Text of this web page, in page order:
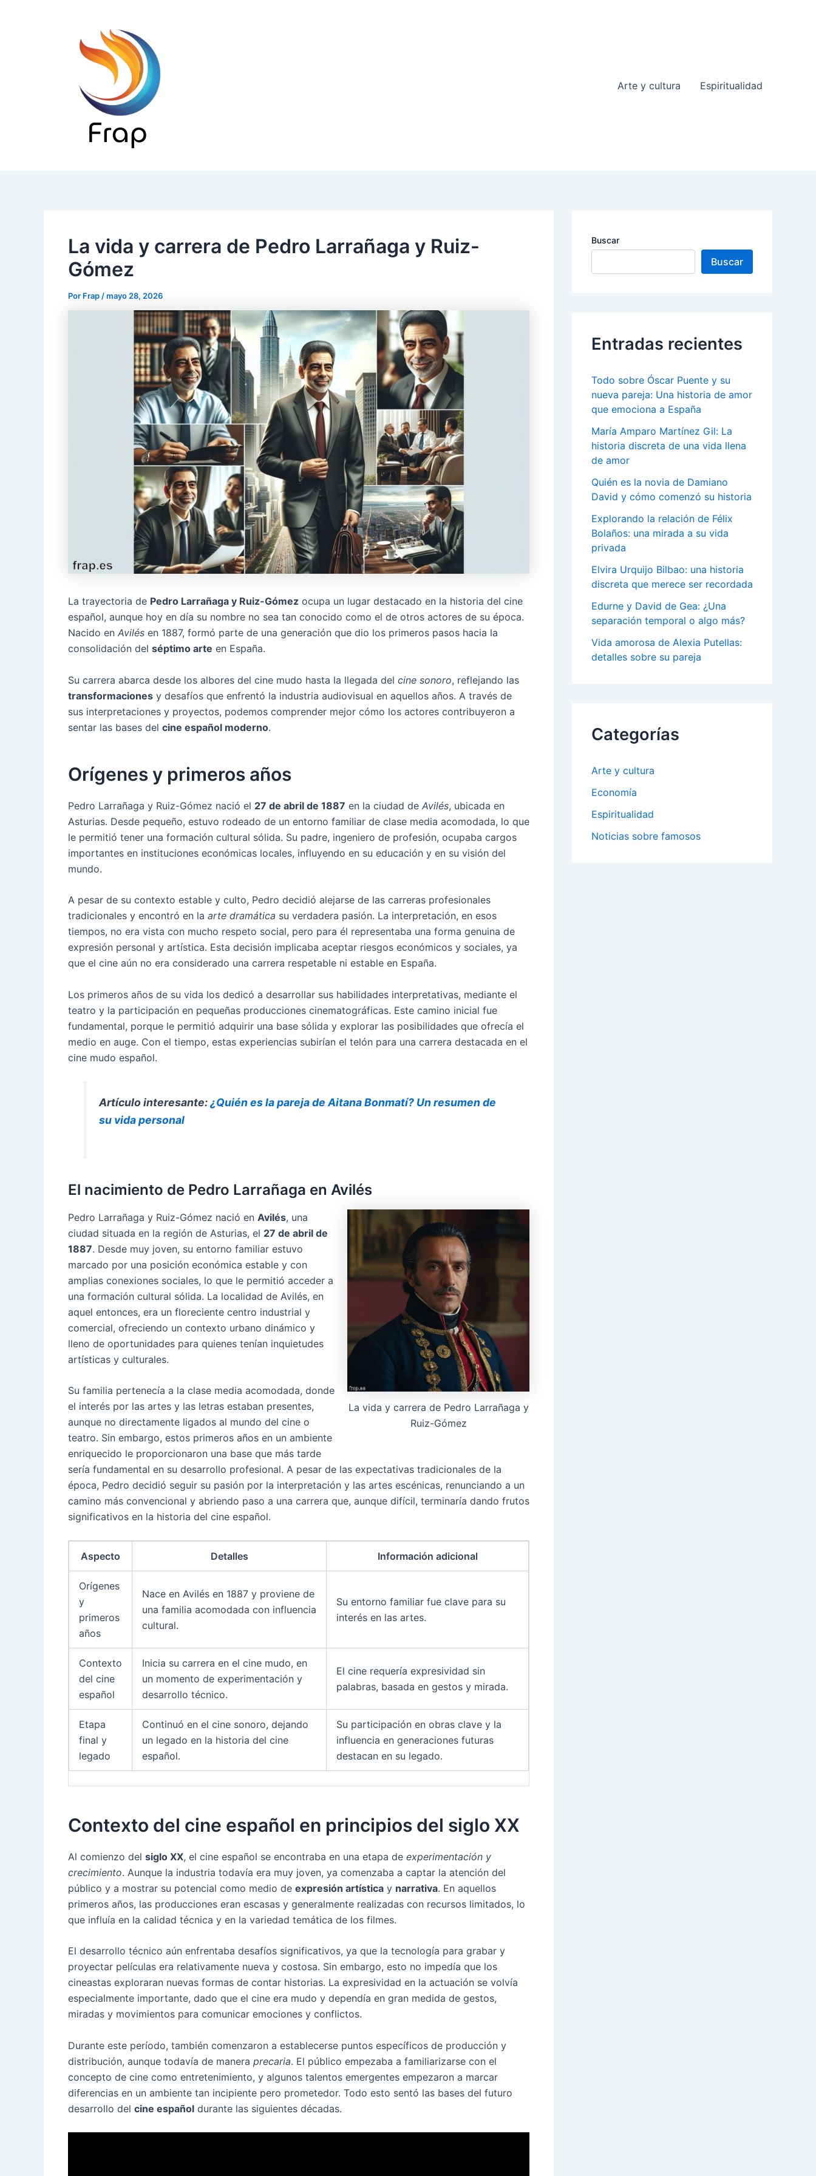
Arte y cultura Espiritualidad
La vida y carrera de Pedro Larrañaga y Ruiz-
Gómez
Por Frap /mayo 28, 2026
La trayectoria de Pedro Larrañaga y Ruiz-Gómez ocupa un lugar destacado en la historia del cine
español, aunque hoy en día su nombre no sea tan conocido como el de otros actores de su época.
Nacido en Avilés en 1887, formó parte de una generación que dio los primeros pasos hacia la
consolidación del séptimo arte en España.
Su carrera abarca desde los albores del cine mudo hasta la llegada del cine sonoro, reflejando las
transformaciones y desafíos que enfrentó la industria audiovisual en aquellos años. A través de
sus interpretaciones y proyectos, podemos comprender mejor cómo los actores contribuyeron a
sentar las bases del cine español moderno.
Orígenes y primeros años
Pedro Larrañaga y Ruiz-Gómez nació el 27 de abril de 1887 en la ciudad de Avilés, ubicada en
Asturias. Desde pequeño, estuvo rodeado de un entorno familiar de clase media acomodada, lo que
le permitió tener una formación cultural sólida. Su padre, ingeniero de profesión, ocupaba cargos
importantes en instituciones económicas locales, influyendo en su educación y en su visión del
mundo.
A pesar de su contexto estable y culto, Pedro decidió alejarse de las carreras profesionales
tradicionales y encontró en la arte dramática su verdadera pasión. La interpretación, en esos
tiempos, no era vista con mucho respeto social, pero para él representaba una forma genuina de
expresión personal y artística. Esta decisión implicaba aceptar riesgos económicos y sociales, ya
que el cine aún no era considerado una carrera respetable ni estable en España.
Los primeros años de su vida los dedicó a desarrollar sus habilidades interpretativas, mediante el
teatro y la participación en pequeñas producciones cinematográficas. Este camino inicial fue
fundamental, porque le permitió adquirir una base sólida y explorar las posibilidades que ofrecía el
medio en auge. Con el tiempo, estas experiencias subirían el telón para una carrera destacada en el
cine mudo español.
Artículo interesante:¿Quién es la pareja de Aitana Bonmatí? Un resumen de
su vida personal
El nacimiento de Pedro Larrañaga en Avilés
La vida y carrera de Pedro Larrañaga y
Ruiz-Gómez
Pedro Larrañaga y Ruiz-Gómez nació en Avilés, una
ciudad situada en la región de Asturias, el 27 de abril de
1887. Desde muy joven, su entorno familiar estuvo
marcado por una posición económica estable y con
amplias conexiones sociales, lo que le permitió acceder a
una formación cultural sólida. La localidad de Avilés, en
aquel entonces, era un floreciente centro industrial y
comercial, ofreciendo un contexto urbano dinámico y
lleno de oportunidades para quienes tenían inquietudes
artísticas y culturales.
Su familia pertenecía a la clase media acomodada, donde
el interés por las artes y las letras estaban presentes,
aunque no directamente ligados al mundo del cine o
teatro. Sin embargo, estos primeros años en un ambiente
enriquecido le proporcionaron una base que más tarde
sería fundamental en su desarrollo profesional. A pesar de las expectativas tradicionales de la
época, Pedro decidió seguir su pasión por la interpretación y las artes escénicas, renunciando a un
camino más convencional y abriendo paso a una carrera que, aunque difícil, terminaría dando frutos
significativos en la historia del cine español.
Aspecto Detalles Información adicional
Orígenes
y
primeros
años
Nace en Avilés en 1887 y proviene de
una familia acomodada con influencia
cultural.
Su entorno familiar fue clave para su
interés en las artes.
Contexto
del cine
español
Inicia su carrera en el cine mudo, en
un momento de experimentación y
desarrollo técnico.
El cine requería expresividad sin
palabras, basada en gestos y mirada.
Etapa
final y
legado
Continuó en el cine sonoro, dejando
un legado en la historia del cine
español.
Su participación en obras clave y la
influencia en generaciones futuras
destacan en su legado.
Contexto del cine español en principios del siglo XX
Al comienzo del siglo XX, el cine español se encontraba en una etapa de experimentación y
crecimiento. Aunque la industria todavía era muy joven, ya comenzaba a captar la atención del
público y a mostrar su potencial como medio de expresión artística y narrativa. En aquellos
primeros años, las producciones eran escasas y generalmente realizadas con recursos limitados, lo
que influía en la calidad técnica y en la variedad temática de los filmes.
El desarrollo técnico aún enfrentaba desafíos significativos, ya que la tecnología para grabar y
proyectar películas era relativamente nueva y costosa. Sin embargo, esto no impedía que los
cineastas exploraran nuevas formas de contar historias. La expresividad en la actuación se volvía
especialmente importante, dado que el cine era mudo y dependía en gran medida de gestos,
miradas y movimientos para comunicar emociones y conflictos.
Durante este período, también comenzaron a establecerse puntos específicos de producción y
distribución, aunque todavía de manera precaria. El público empezaba a familiarizarse con el
concepto de cine como entretenimiento, y algunos talentos emergentes empezaron a marcar
diferencias en un ambiente tan incipiente pero prometedor. Todo esto sentó las bases del futuro
desarrollo del cine español durante las siguientes décadas.
Buscar
Buscar
Entradas recientes
Todo sobre Óscar Puente y su
nueva pareja: Una historia de amor
que emociona a España
María Amparo Martínez Gil: La
historia discreta de una vida llena
de amor
Quién es la novia de Damiano
David y cómo comenzó su historia
Explorando la relación de Félix
Bolaños: una mirada a su vida
privada
Elvira Urquijo Bilbao: una historia
discreta que merece ser recordada
Edurne y David de Gea: ¿Una
separación temporal o algo más?
Vida amorosa de Alexia Putellas:
detalles sobre su pareja
Categorías
Arte y cultura
Economía
Espiritualidad
Noticias sobre famosos